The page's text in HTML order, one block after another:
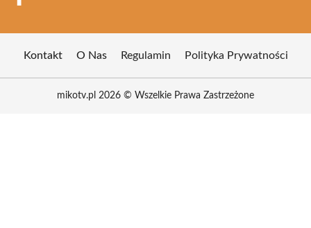
Kontakt O Nas Regulamin Polityka Prywatności
mikotv.pl 2026 © Wszelkie Prawa Zastrzeżone